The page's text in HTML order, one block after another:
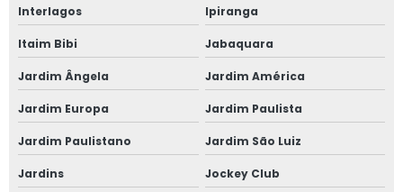
Fábrica de janela vidro triplo
Fábrica de porta camarão
Fábrica de tela mosquiteira
Fabricante de esquadrias
Interlagos Ipiranga
Itaim Bibi Jabaquara
Jardim Ângela Jardim América
Jardim Europa Jardim Paulista
Jardim Paulistano Jardim São Luiz
Jardins Jockey Club